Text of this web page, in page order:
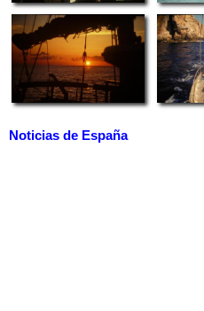
Noticias de España